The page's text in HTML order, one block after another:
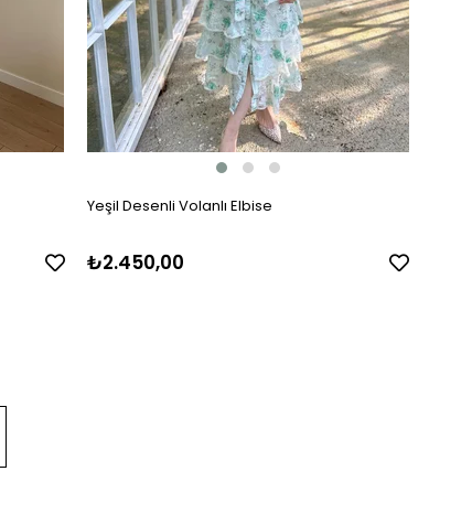
Yeşil Desenli Volanlı Elbise
₺2.450,00